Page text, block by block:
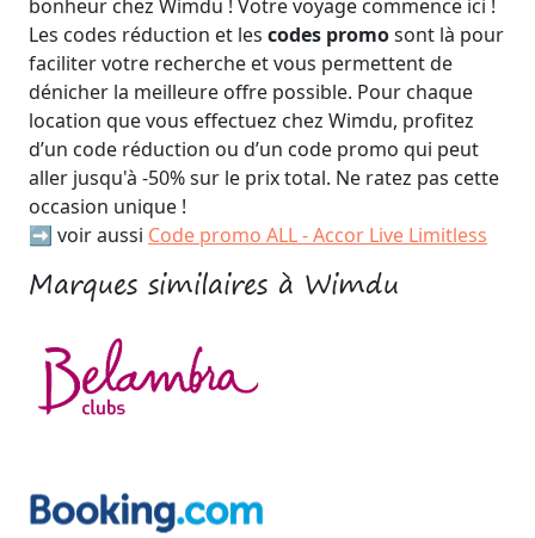
bonheur chez Wimdu ! Votre voyage commence ici !
Les codes réduction et les codes promosont là pour
faciliter votre recherche et vous permettent de
dénicher la meilleure offre possible. Pour chaque
location que vous effectuez chez Wimdu, profitez
d’un code réduction ou d’un code promo qui peut
aller jusqu'à -50% sur le prix total. Ne ratez pas cette
occasion unique !
➡️ voir aussi Code promo ALL - Accor Live Limitless
Marques similaires à Wimdu